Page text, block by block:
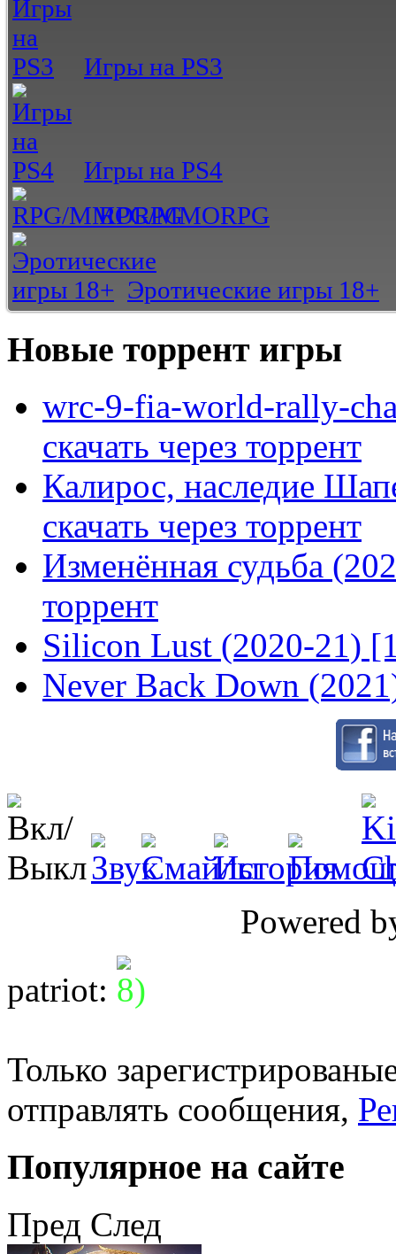
Игры на PS3
Игры на PS4
RPG/MMORPG
Эротические игры 18+
Новые торрент игры
wrc-9-fia-world-rally-
скачать через торрент
Калирос, наследие
скачать через торрент
Изменённая судьба
торрент
Silicon Lust (2020-21)
Never Back Down
Powered
patriot:
Только
отправлять сообщения,
Популярное на сайте
Пред След